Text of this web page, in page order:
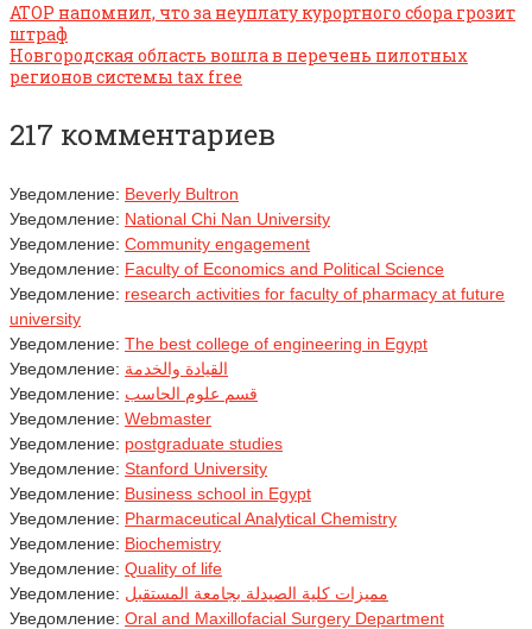
АТОР напомнил, что за неуплату курортного сбора грозит
штраф
Новгородская область вошла в перечень пилотных
регионов системы tax free
217 комментариев
Уведомление: Beverly Bultron
Уведомление: National Chi Nan University
Уведомление: Community engagement
Уведомление: Faculty of Economics and Political Science
Уведомление: research activities for faculty of pharmacy at future
university
Уведомление: The best college of engineering in Egypt
Уведомление: القيادة والخدمة
Уведомление: قسم علوم الحاسب
Уведомление: Webmaster
Уведомление: postgraduate studies
Уведомление: Stanford University
Уведомление: Business school in Egypt
Уведомление: Pharmaceutical Analytical Chemistry
Уведомление: Biochemistry
Уведомление: Quality of life
Уведомление: مميزات كلية الصيدلة بجامعة المستقبل
Уведомление: Oral and Maxillofacial Surgery Department